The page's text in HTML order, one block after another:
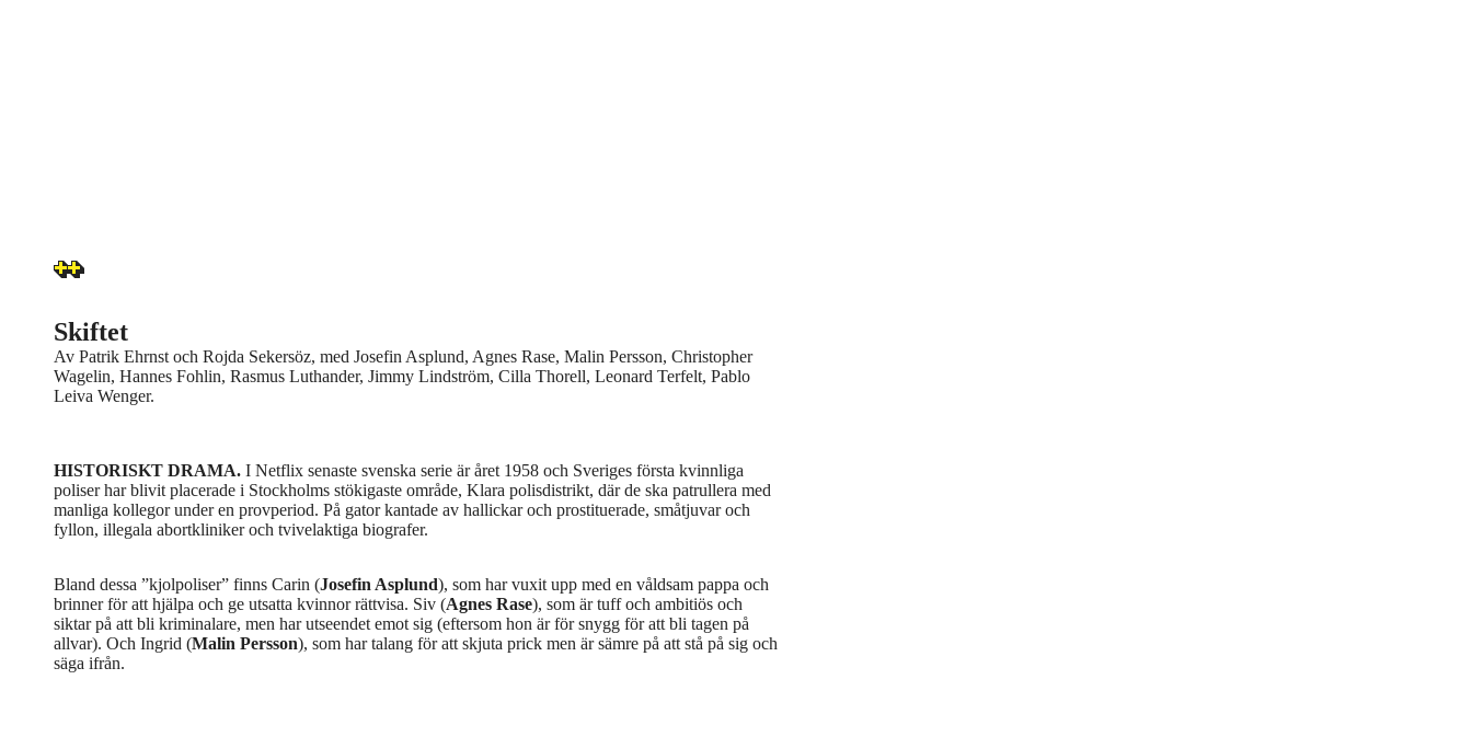
Skiftet
Av Patrik Ehrnst och Rojda Sekersöz, med Josefin Asplund, Agnes Rase, Malin Persson, Christopher
Wagelin, Hannes Fohlin, Rasmus Luthander, Jimmy Lindström, Cilla Thorell, Leonard Terfelt, Pablo
Leiva Wenger.
HISTORISKT DRAMA. I Netflix senaste svenska serie är året 1958 och Sveriges första kvinnliga
poliser har blivit placerade i Stockholms stökigaste område, Klara polisdistrikt, där de ska patrullera med
manliga kollegor under en provperiod. På gator kantade av hallickar och prostituerade, småtjuvar och
fyllon, illegala abortkliniker och tvivelaktiga biografer.
Bland dessa ”kjolpoliser” finns Carin (Josefin Asplund), som har vuxit upp med en våldsam pappa och
brinner för att hjälpa och ge utsatta kvinnor rättvisa. Siv (Agnes Rase), som är tuff och ambitiös och
siktar på att bli kriminalare, men har utseendet emot sig (eftersom hon är för snygg för att bli tagen på
allvar). Och Ingrid (Malin Persson), som har talang för att skjuta prick men är sämre på att stå på sig och
säga ifrån.